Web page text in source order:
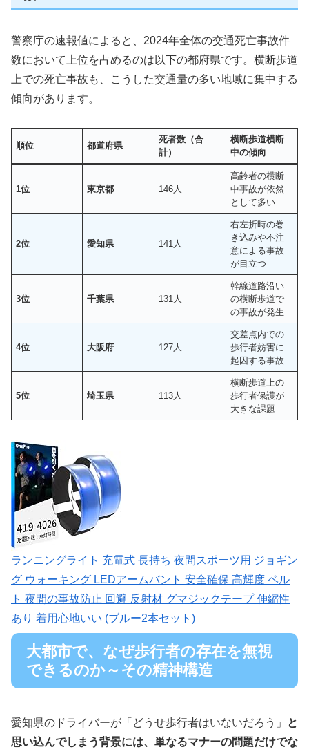
警察庁の速報値によると、2024年全体の交通死亡事故件
数において上位を占めるのは以下の都府県です。横断歩道
上での死亡事故も、こうした交通量の多い地域に集中する
傾向があります。
順位 都道府県
死者数（合
計）
横断歩道横断
中の傾向
1位 東京都 146人
高齢者の横断
中事故が依然
として多い
2位 愛知県 141人
右左折時の巻
き込みや不注
意による事故
が目立つ
3位 千葉県 131人
幹線道路沿い
の横断歩道で
の事故が発生
4位 大阪府 127人
交差点内での
歩行者妨害に
起因する事故
5位 埼玉県 113人
横断歩道上の
歩行者保護が
大きな課題
ランニングライト 充電式 長持ち 夜間スポーツ用 ジョギン
グ ウォーキング LEDアームバント 安全確保 高輝度 ベル
ト 夜間の事故防止 回避 反射材 グマジックテープ 伸縮性
あり 着用心地いい (ブルー2本セット)
大都市で、なぜ歩行者の存在を無視
できるのか～その精神構造
愛知県のドライバーが「どうせ歩行者はいないだろう」
と
思い込んでしまう背景には、単なるマナーの問題だけでな